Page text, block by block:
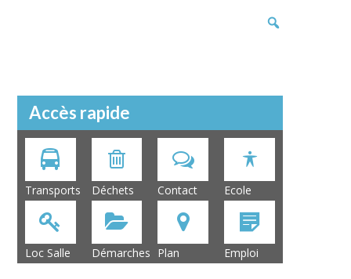
Accès rapide
Transports Déchets Contact Ecole
Loc Salle Démarches Plan Emploi